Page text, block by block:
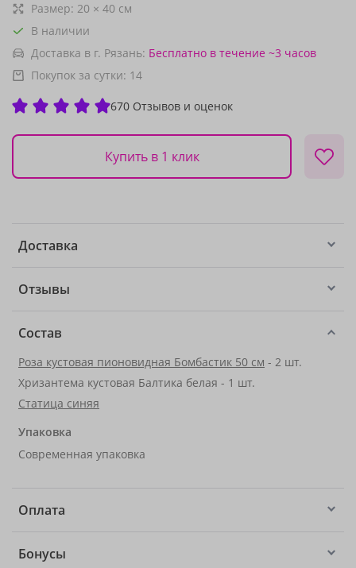
Размер: 20 × 40 см
В наличии
Доставка в г. Рязань: Бесплатно в течение ~3 часов
Покупок за сутки: 14
670 Отзывов и оценок
Купить в 1 клик
Доставка
Отзывы
Состав
Роза кустовая пионовидная Бомбастик 50 см - 2 шт.
Хризантема кустовая Балтика белая - 1 шт.
Статица синяя
Упаковка
Современная упаковка
Оплата
Бонусы